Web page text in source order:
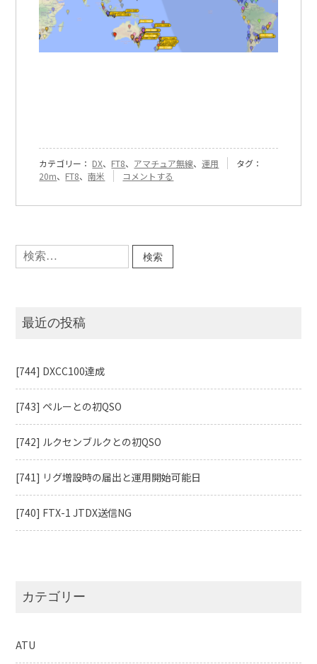
カテゴリー： DX、 FT8、 アマチュア無線、運用
タグ：
20m、 FT8、南米
『[67]
コメントする
検
索:
最近の投稿
[744] DXCC100達成
[743] ペルーとの初QSO
[742] ルクセンブルクとの初QSO
[741] リグ増設時の届出と運用開始可能日
[740] FTX-1 JTDX送信NG
カテゴリー
ATU